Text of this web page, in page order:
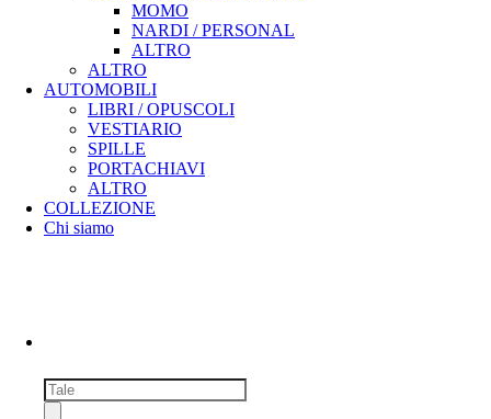
MOMO
NARDI / PERSONAL
ALTRO
ALTRO
AUTOMOBILI
LIBRI / OPUSCOLI
VESTIARIO
SPILLE
PORTACHIAVI
ALTRO
COLLEZIONE
Chi siamo
Ricerca
prodotti